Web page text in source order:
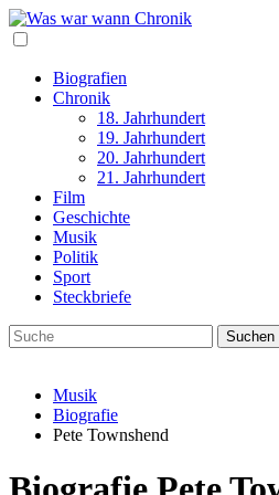
Biografien
Chronik
18. Jahrhundert
19. Jahrhundert
20. Jahrhundert
21. Jahrhundert
Film
Geschichte
Musik
Politik
Sport
Steckbriefe
Musik
Biografie
Pete Townshend